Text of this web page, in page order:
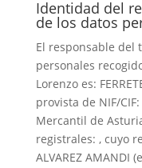
Identidad del
de los datos
El responsable del
personales
Lorenzo es:
provista de NIF/
Mercantil de
registrales: , cuyo
ALVAREZ AMANDI